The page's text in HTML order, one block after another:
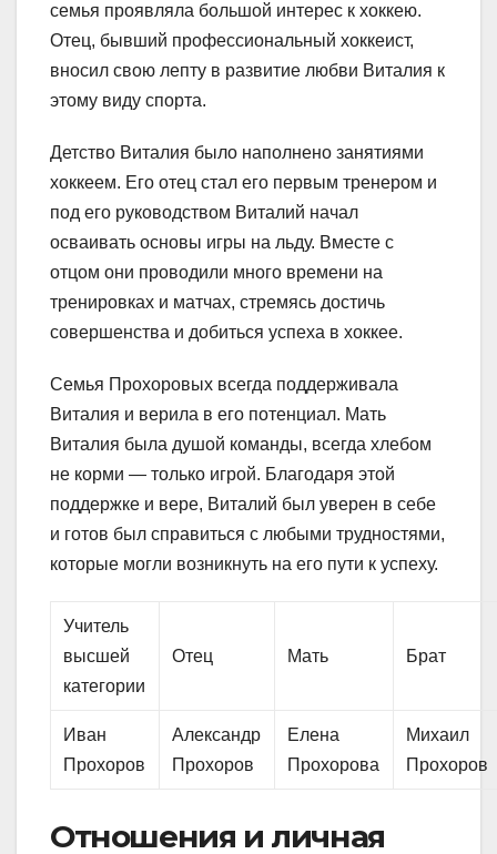
семья проявляла большой интерес к хоккею.
Отец, бывший профессиональный хоккеист,
вносил свою лепту в развитие любви Виталия к
этому виду спорта.
Детство Виталия было наполнено занятиями
хоккеем. Его отец стал его первым тренером и
под его руководством Виталий начал
осваивать основы игры на льду. Вместе с
отцом они проводили много времени на
тренировках и матчах, стремясь достичь
совершенства и добиться успеха в хоккее.
Семья Прохоровых всегда поддерживала
Виталия и верила в его потенциал. Мать
Виталия была душой команды, всегда хлебом
не корми — только игрой. Благодаря этой
поддержке и вере, Виталий был уверен в себе
и готов был справиться с любыми трудностями,
которые могли возникнуть на его пути к успеху.
Учитель
высшей
категории
Отец Мать Брат
Иван
Прохоров
Александр
Прохоров
Елена
Прохорова
Михаил
Прохоров
Отношения и личная